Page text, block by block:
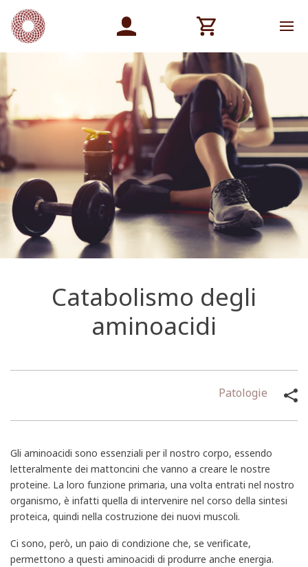
Catabolismo degli
aminoacidi
Patologie
Gli aminoacidi sono essenziali per il nostro corpo, essendo
letteralmente dei mattoncini che vanno a creare le nostre
proteine. La loro funzione primaria, una volta entrati nel nostro
organismo, è infatti quella di intervenire nel corso della sintesi
proteica, quindi nella costruzione dei nuovi muscoli.
Ci sono, però, un paio di condizione che, se verificate,
permettono a questi aminoacidi di produrre anche energia.